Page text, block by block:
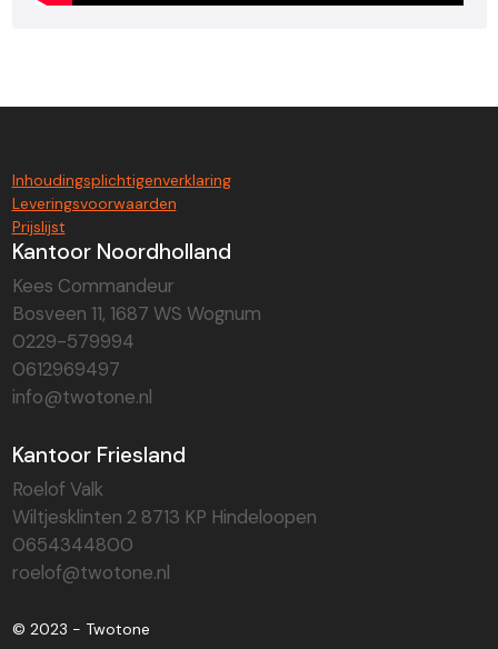
Inhoudingsplichtigenverklaring
Leveringsvoorwaarden
Prijslijst
Kantoor Noordholland
Kees Commandeur
Bosveen 11, 1687 WS Wognum
0229-579994
0612969497
info@twotone.nl
Kantoor Friesland
Roelof Valk
Wiltjesklinten 2 8713 KP Hindeloopen
0654344800
roelof@twotone.nl
© 2023 - Twotone